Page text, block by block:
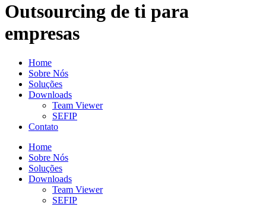
Outsourcing de ti para
empresas
Home
Sobre Nós
Soluções
Downloads
Team Viewer
SEFIP
Contato
Home
Sobre Nós
Soluções
Downloads
Team Viewer
SEFIP